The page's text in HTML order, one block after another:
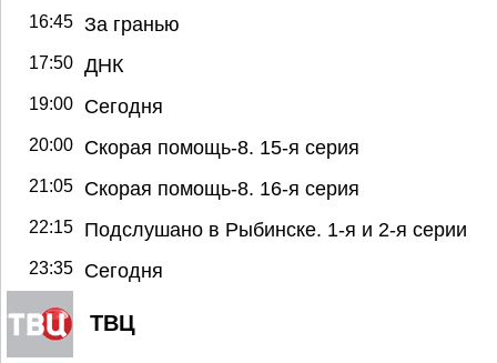
16:45 За гранью
17:50 ДНК
19:00 Сегодня
20:00 Скорая помощь-8. 15-я серия
21:05 Скорая помощь-8. 16-я серия
22:15 Подслушано в Рыбинске. 1-я и 2-я серии
23:35 Сегодня
ТВЦ